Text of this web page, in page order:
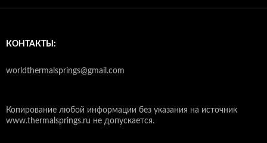
КОНТАКТЫ:
worldthermalsprings@gmail.com
Копирование любой информации без указания на источник
www.thermalsprings.ru не допускается.